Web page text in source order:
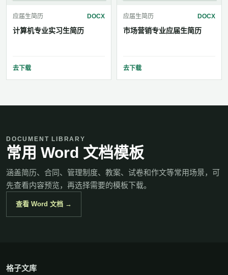
应届生简历 DOCX
计算机专业实习生简历
去下载
应届生简历 DOCX
市场营销专业应届生简历
去下载
DOCUMENT LIBRARY
常用 Word 文档模板
涵盖简历、合同、管理制度、教案、试卷和作文等常用场景，可
先查看内容预览，再选择需要的模板下载。
查看 Word 文档 →
格子文库